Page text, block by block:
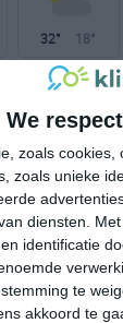
We
zoals
zoals unieke
diensten.
identificatie
te
akkoord te
32° 18°
12°C
06:00
06:00